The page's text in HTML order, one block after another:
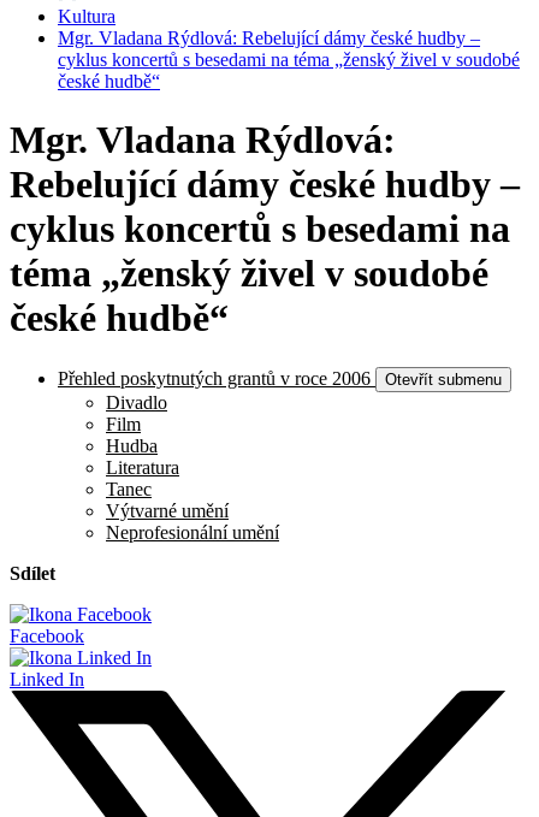
Kultura
Mgr. Vladana Rýdlová: Rebelující dámy české hudby –
cyklus koncertů s besedami na téma „ženský živel v soudobé
české hudbě“
Mgr. Vladana Rýdlová:
Rebelující dámy české hudby –
cyklus koncertů s besedami na
téma „ženský živel v soudobé
české hudbě“
Přehled poskytnutých grantů v roce 2006 Otevřít submenu
Divadlo
Film
Hudba
Literatura
Tanec
Výtvarné umění
Neprofesionální umění
Sdílet
Facebook
Linked In